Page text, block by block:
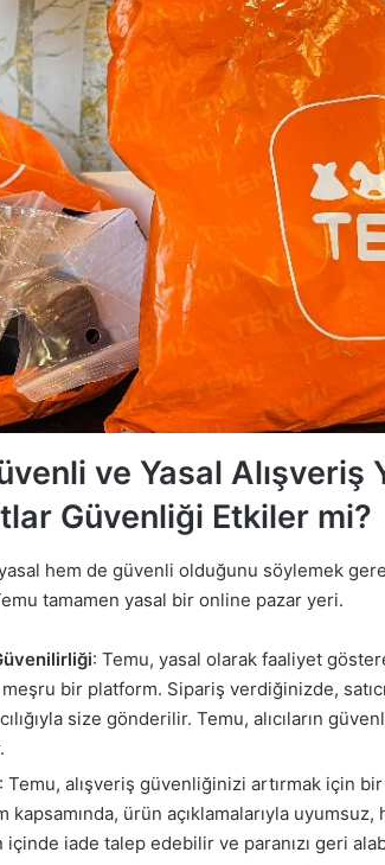
ve Yasal Alışveriş
Güvenliği Etkiler mi?
yasal hem de güvenli olduğunu söylemek
tamamen yasal bir online pazar yeri.
: Temu, yasal olarak faaliyet
bir platform. Sipariş verdiğinizde,
size gönderilir. Temu, alıcıların
: Temu, alışveriş güvenliğinizi artırmak için bir
ürün açıklamalarıyla uyumsuz,
iade talep edebilir ve paranızı geri